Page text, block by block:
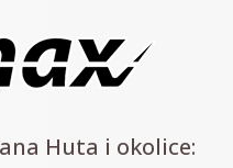
Huta i okolice: